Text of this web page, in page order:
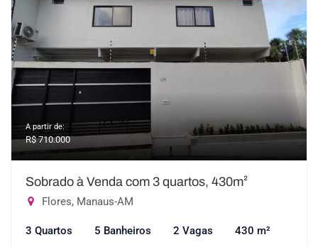
A partir de:
R$ 710.000
Sobrado à Venda com 3 quartos, 430m²
Flores, Manaus-AM
3 Quartos 5 Banheiros 2 Vagas 430 m²